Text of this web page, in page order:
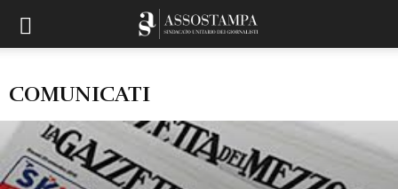
COMUNICATI